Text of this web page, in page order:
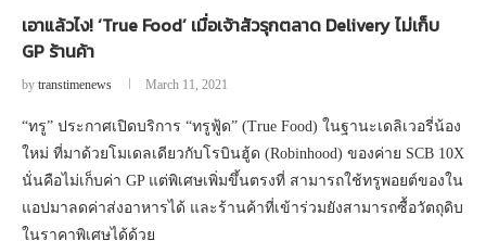
เอาแล้วไง! ‘True Food’ เมื่อเจ้าสัวรุกตลาด Delivery ไม่เก็บ
GP ร้านค้า
by transtimenews March 11, 2021
“ทรู” ประกาศเปิดบริการ “ทรูฟู้ด” (True Food) ในฐานะเดลิเวอรี่น้อง
ใหม่ ที่มาด้วยโมเดลเดียวกับโรบินฮู้ด (Robinhood) ของค่าย SCB 10X
นั่นคือไม่เก็บค่า GP แต่พิเศษเพิ่มขึ้นตรงที่ สามารถใช้ทรูพอยต์ของใน
แอปมาลดค่าส่งอาหารได้ และร้านค้าที่เข้าร่วมยังสามารถซื้อวัตถุดิบ
ในราคาพิเศษได้ด้วย